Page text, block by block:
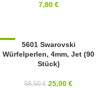
7,80 €
4MM
5601 Swarovski
Würfelperlen, 4mm, Jet (90
Stück)
58,50€ 25,00 €